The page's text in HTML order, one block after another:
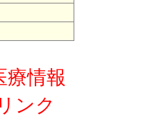
情報
ンク